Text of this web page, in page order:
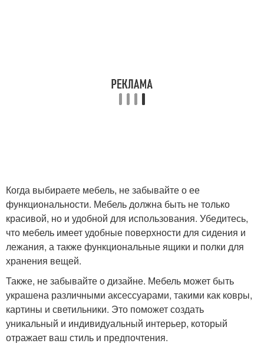
Когда выбираете мебель, не забывайте о ее
функциональности. Мебель должна быть не только
красивой, но и удобной для использования. Убедитесь,
что мебель имеет удобные поверхности для сидения и
лежания, а также функциональные ящики и полки для
хранения вещей.
Также, не забывайте о дизайне. Мебель может быть
украшена различными аксессуарами, такими как ковры,
картины и светильники. Это поможет создать
уникальный и индивидуальный интерьер, который
отражает ваш стиль и предпочтения.